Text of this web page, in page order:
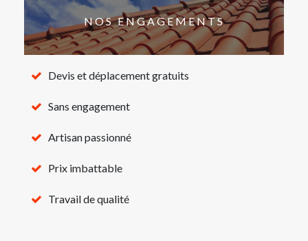
NOS ENGAGEMENTS
Devis et déplacement gratuits
Sans engagement
Artisan passionné
Prix imbattable
Travail de qualité